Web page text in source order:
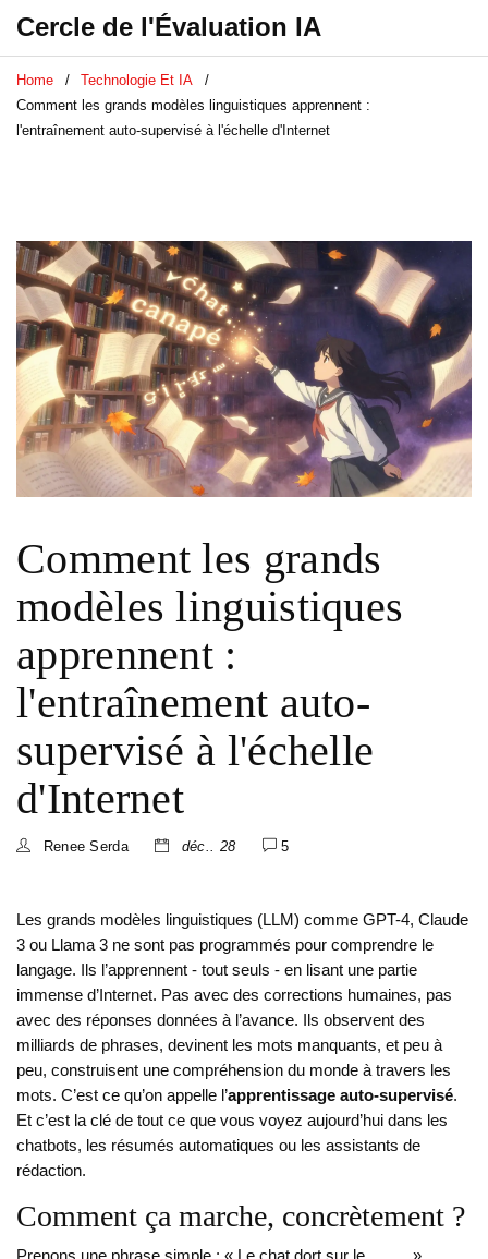
Cercle de l'Évaluation IA
Home
Technologie Et IA
Comment les grands modèles linguistiques apprennent :
l'entraînement auto-supervisé à l'échelle d'Internet
Comment les grands
modèles linguistiques
apprennent :
l'entraînement auto-
supervisé à l'échelle
d'Internet
Renee Serda déc.. 28 5
Les grands modèles linguistiques (LLM) comme GPT-4, Claude
3 ou Llama 3 ne sont pas programmés pour comprendre le
langage. Ils l’apprennent - tout seuls - en lisant une partie
immense d’Internet. Pas avec des corrections humaines, pas
avec des réponses données à l’avance. Ils observent des
milliards de phrases, devinent les mots manquants, et peu à
peu, construisent une compréhension du monde à travers les
mots. C’est ce qu’on appelle l’apprentissage auto-supervisé.
Et c’est la clé de tout ce que vous voyez aujourd’hui dans les
chatbots, les résumés automatiques ou les assistants de
rédaction.
Comment ça marche, concrètement ?